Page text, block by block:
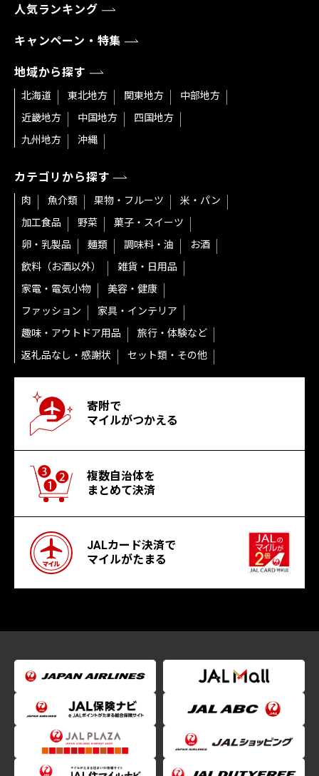
人気ランキング
キャンペーン・特集
地域から探す
北海道 東北地方 関東地方
中部地方
近畿地方
中国地方
四国地方
九州地方
沖縄
カテゴリから探す
肉 魚介類 果物・フルーツ
米・パン
加工食品
野菜
菓子・スイーツ
卵・乳製品
麺類 調味料・油
お酒
飲料（お酒以外）
雑貨・日用品
家電・電気小物
美容・健康
ファッション
家具・インテリア
趣味・アウトドア用品
旅行・体験など
返礼品なし・感謝状
セット類・その他
寄附で
マイルがつかえる
複数自治体を
まとめて決済
JALカード決済で
マイルがたまる